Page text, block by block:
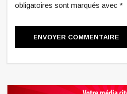
obligatoires sont marqués avec *
ENVOYER COMMENTAIRE